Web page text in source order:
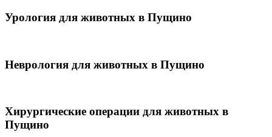
Урология для животных в Пущино
Неврология для животных в Пущино
Хирургические операции для животных в
Пущино